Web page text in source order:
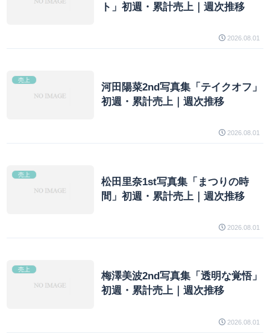
ト」初週・累計売上｜週次推移
2026.08.01
売上
河田陽菜2nd写真集「テイクオフ」
初週・累計売上｜週次推移
2026.08.01
売上
松田里奈1st写真集「まつりの時
間」初週・累計売上｜週次推移
2026.08.01
売上
梅澤美波2nd写真集「透明な覚悟」
初週・累計売上｜週次推移
2026.08.01